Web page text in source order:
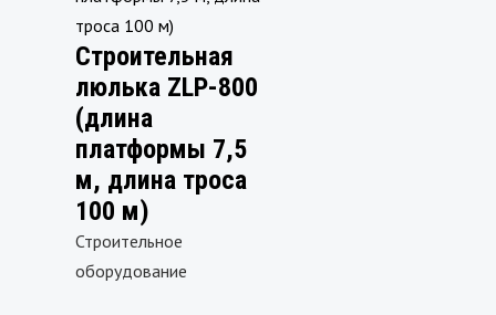
Строительная
люлька ZLP-800
(длина
платформы 7,5
м, длина троса
100 м)
Строительное
оборудование